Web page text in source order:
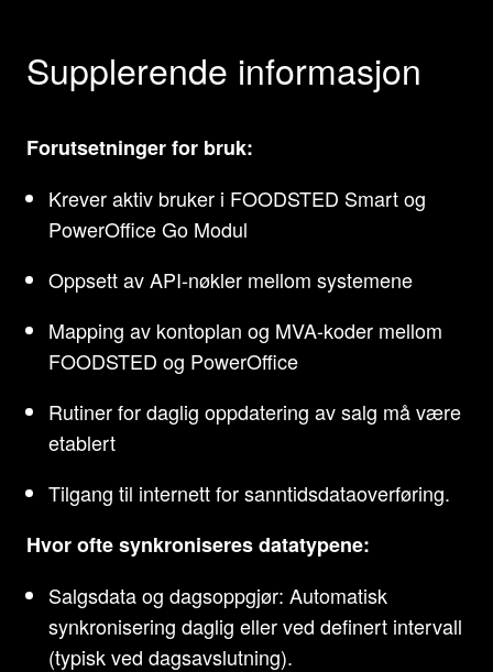
Supplerende informasjon
Forutsetninger for bruk:
Krever aktiv bruker i FOODSTED Smart og
PowerOffice Go Modul
Oppsett av API-nøkler mellom systemene
Mapping av kontoplan og MVA-koder mellom
FOODSTED og PowerOffice
Rutiner for daglig oppdatering av salg må være
etablert
Tilgang til internett for sanntidsdataoverføring.
Hvor ofte synkroniseres datatypene:
Salgsdata og dagsoppgjør: Automatisk
synkronisering daglig eller ved definert intervall
(typisk ved dagsavslutning).